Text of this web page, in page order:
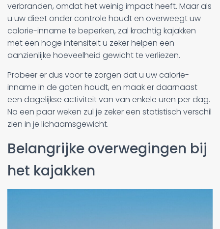
verbranden, omdat het weinig impact heeft. Maar als
u uw dieet onder controle houdt en overweegt uw
calorie-inname te beperken, zal krachtig kajakken
met een hoge intensiteit u zeker helpen een
aanzienlijke hoeveelheid gewicht te verliezen.
Probeer er dus voor te zorgen dat u uw calorie-
inname in de gaten houdt, en maak er daarnaast
een dagelijkse activiteit van van enkele uren per dag.
Na een paar weken zul je zeker een statistisch verschil
zien in je lichaamsgewicht.
Belangrijke overwegingen bij
het kajakken